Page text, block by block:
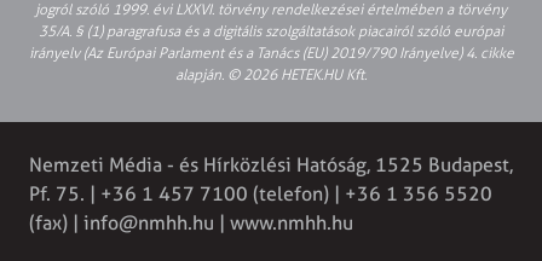
jogról szóló 1999. évi LXXVI. törvény rendelkezései értelmében a törvény
35/A. § (1) paragrafusa és a digitális szolgáltatások piacairól szóló európai
irányelv (Az Európai Parlament és a Tanács (EU) 2019/790 Irányelve) 4. cikke
alapján. © 2026 HETEK.HU Kft.
Nemzeti Média - és Hírközlési Hatóság, 1525 Budapest,
Pf. 75. | +36 1 457 7100 (telefon) | +36 1 356 5520
(fax) | info@nmhh.hu | www.nmhh.hu